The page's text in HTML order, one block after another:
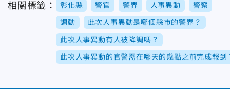
相關標籤： 彰化縣 警官 警界 人事異動 警察
調動 此次人事異動是哪個縣市的警界？
此次人事異動有人被降調嗎？
此次人事異動的官警需在哪天的幾點之前完成報到